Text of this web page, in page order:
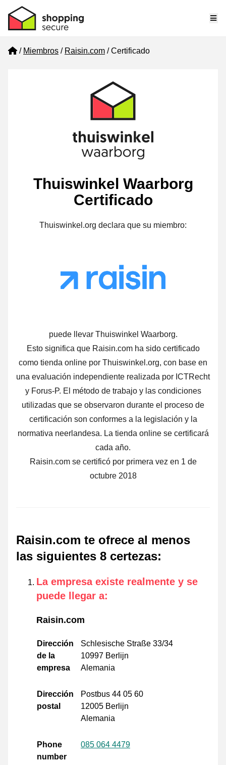
Home
Miembros Raisin.com Certificado
Thuiswinkel Waarborg
Certificado
Thuiswinkel.org declara que su miembro:
puede llevar Thuiswinkel Waarborg.
Esto significa que Raisin.com ha sido certificado
como tienda online por Thuiswinkel.org, con base en
una evaluación independiente realizada por ICTRecht
y Forus-P. El método de trabajo y las condiciones
utilizadas que se observaron durante el proceso de
certificación son conformes a la legislación y la
normativa neerlandesa. La tienda online se certificará
cada año.
Raisin.com se certificó por primera vez en 1 de
octubre 2018
Raisin.com te ofrece al menos
las siguientes 8 certezas:
La empresa existe realmente y se
puede llegar a:
Raisin.com
Dirección
de la
empresa
Schlesische Straße 33/34
10997 Berlijn
Alemania
Dirección
postal
Postbus 44 05 60
12005 Berlijn
Alemania
Phone
number
085 064 4479